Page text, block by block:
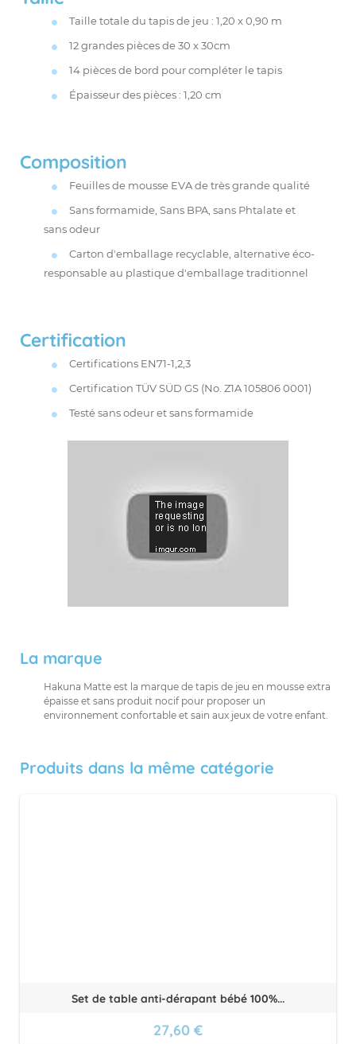
Taille totale du tapis de jeu : 1,20 x 0,90 m
12 grandes pièces de 30 x 30cm
14 pièces de bord pour compléter le tapis
Épaisseur des pièces : 1,20 cm
Composition
Feuilles de mousse EVA de très grande qualité
Sans formamide, Sans BPA, sans Phtalate et
sans odeur
Carton d'emballage recyclable, alternative éco-
responsable au plastique d'emballage traditionnel
Certification
Certifications EN71-1,2,3
Certification TÜV SÜD GS (No. Z1A 105806 0001)
Testé sans odeur et sans formamide
La marque
Hakuna Matte est la marque de tapis de jeu en mousse extra
épaisse et sans produit nocif pour proposer un
environnement confortable et sain aux jeux de votre enfant.
Produits dans la même catégorie
Set de table anti-dérapant bébé 100%...
27,60 €